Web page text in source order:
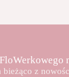
bieżąco z